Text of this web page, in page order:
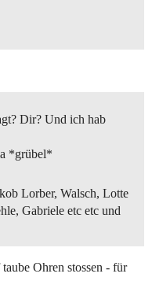
Dir? Und ich hab
*grübel*
Lorber, Walsch, Lotte
Gabriele etc etc und
Ohren stossen - für